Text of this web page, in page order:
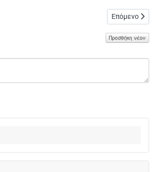
Επόμενο άρθρο:
Επόμενο
Προσθήκη νέου